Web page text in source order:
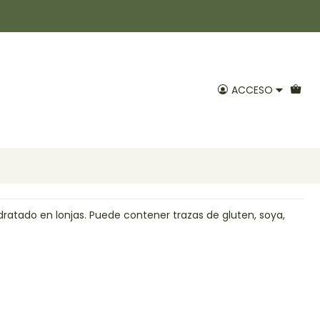
ACCESO
en lonjas. Puede contener trazas de gluten, soya,